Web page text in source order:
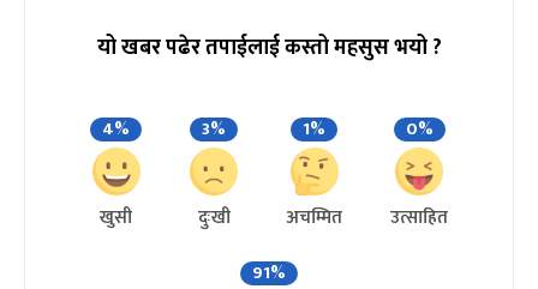
यो खबर पढेर तपाईलाई कस्तो महसुस भयो ?
4%
खुसी
3%
दुःखी
1%
अचम्मित
0%
उत्साहित
91%